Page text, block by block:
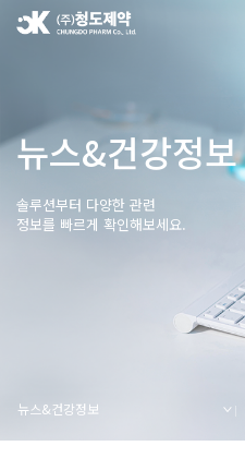
뉴스&건강정보
솔루션부터 다양한 관련
정보를 빠르게 확인해보세요.
뉴스&건강정보